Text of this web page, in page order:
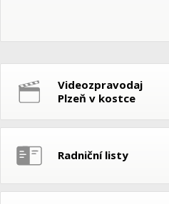
Videozpravodaj
Plzeň v kostce
Radniční listy